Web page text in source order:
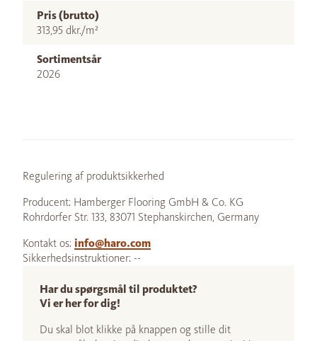
Pris (brutto)
313,95 dkr./m²
Sortimentsår
2026
Regulering af produktsikkerhed
Producent: Hamberger Flooring GmbH & Co. KG
Rohrdorfer Str. 133, 83071 Stephanskirchen, Germany
Kontakt os: info@haro.com
Sikkerhedsinstruktioner: --
Har du spørgsmål til produktet?
Vi er her for dig!
Du skal blot klikke på knappen og stille dit